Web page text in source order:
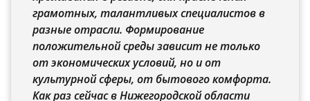
грамотных, талантливых специалистов в
разные отрасли. Формирование
положительной среды зависит не только
от экономических условий, но и от
культурной сферы, от бытового комфорта.
Как раз сейчас в Нижегородской области